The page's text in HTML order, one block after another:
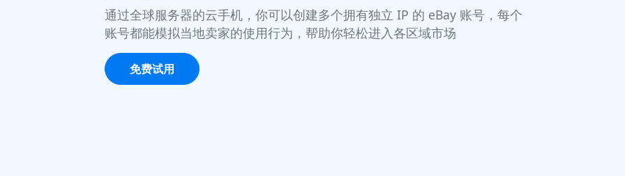
通过全球服务器的云手机，你可以创建多个拥有独立 IP 的 eBay 账号，每个
账号都能模拟当地卖家的使用行为，帮助你轻松进入各区域市场
免费试用